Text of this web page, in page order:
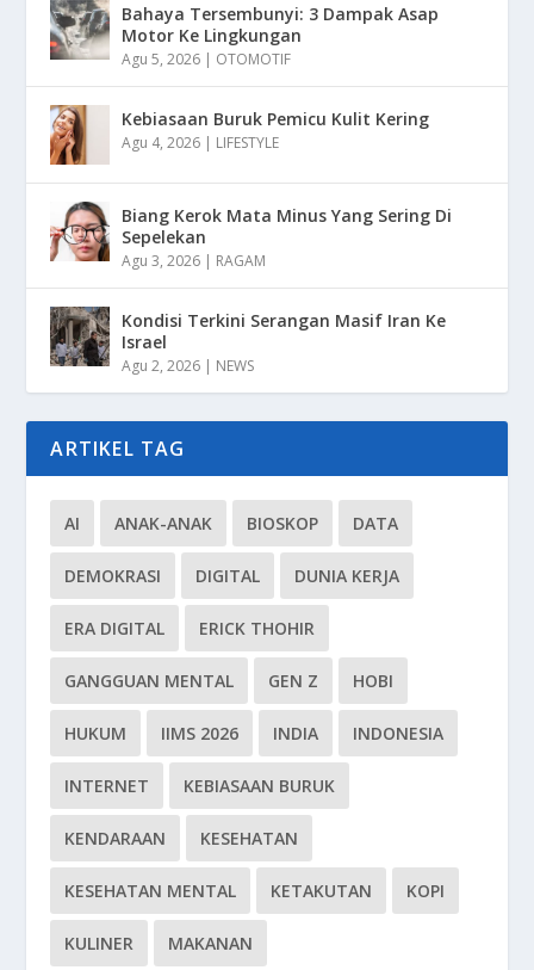
Bahaya Tersembunyi: 3 Dampak Asap
Motor Ke Lingkungan
Agu 5, 2026 | OTOMOTIF
Kebiasaan Buruk Pemicu Kulit Kering
Agu 4, 2026 | LIFESTYLE
Biang Kerok Mata Minus Yang Sering Di
Sepelekan
Agu 3, 2026 | RAGAM
Kondisi Terkini Serangan Masif Iran Ke
Israel
Agu 2, 2026 | NEWS
ARTIKEL TAG
AI ANAK-ANAK BIOSKOP DATA
DEMOKRASI DIGITAL DUNIA KERJA
ERA DIGITAL ERICK THOHIR
GANGGUAN MENTAL GEN Z HOBI
HUKUM IIMS 2026 INDIA INDONESIA
INTERNET KEBIASAAN BURUK
KENDARAAN KESEHATAN
KESEHATAN MENTAL KETAKUTAN KOPI
KULINER MAKANAN